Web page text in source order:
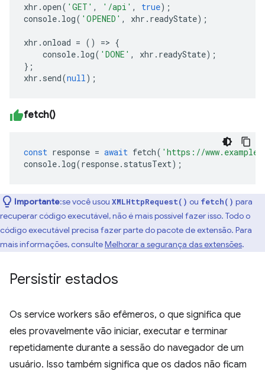
xhr .open( 'GET' , '/api' , true);
console. log( 'OPENED' , xhr . readyState);
xhr .onload = () => {
console. log( 'DONE' , xhr . readyState);
};
xhr . send(null );
fetch()
const response = await fetch( 'https://
console. log(response. statusText);
Importante:se você usou XMLHttpRequest() ou fetch() para
recuperar código executável, não é mais possível fazer isso. Todo o
código executável precisa fazer parte do pacote de extensão. Para
mais informações, consulteMelhorar a segurança das extensões.
Persistir estados
Os service workers são efêmeros, o que significa que
eles provavelmente vão iniciar, executar e terminar
repetidamente durante a sessão do navegador de um
usuário. Isso também significa que os dados não ficam